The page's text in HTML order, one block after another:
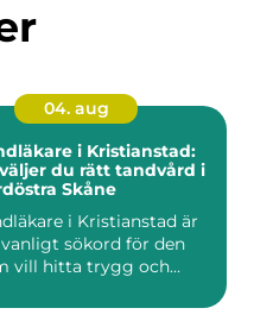
04. aug
i Kristianstad:
du rätt tandvård i
Skåne
i Kristianstad är
sökord för den
vill hitta trygg och...